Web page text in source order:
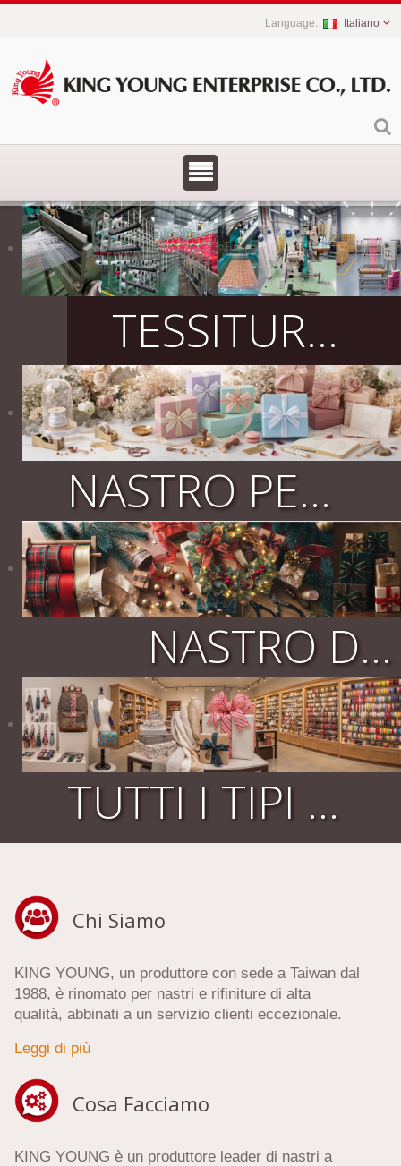
Italiano
TESSITURA PROFESSIONALE
NASTRO PERSONALIZZATO
NASTRO DI NATALE
TUTTI I TIPI DI NASTRI E TESSUTI
Chi Siamo
KING YOUNG, un produttore con sede a Taiwan dal
1988, è rinomato per nastri e rifiniture di alta
qualità, abbinati a un servizio clienti eccezionale.
Leggi di più
Cosa Facciamo
KING YOUNG è un produttore leader di nastri a